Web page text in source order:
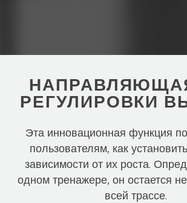
РЕГУЛИРОВКИ
Эта инновационная функция
пользователям, как
зависимости от их роста.
одном тренажере, он остается
всей трассе.